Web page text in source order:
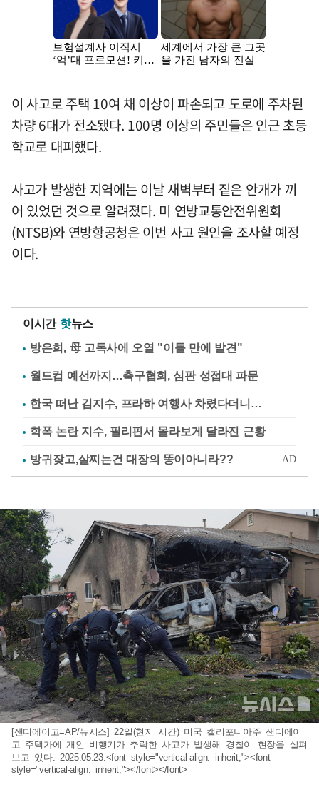
이 사고로 주택 10여 채 이상이 파손되고 도로에 주차된
차량 6대가 전소됐다. 100명 이상의 주민들은 인근 초등
학교로 대피했다.
사고가 발생한 지역에는 이날 새벽부터 짙은 안개가 끼
어 있었던 것으로 알려졌다. 미 연방교통안전위원회
(NTSB)와 연방항공청은 이번 사고 원인을 조사할 예정
이다.
이시간 핫뉴스
방은희, 母 고독사에 오열 "이틀 만에 발견"
월드컵 예선까지…축구협회, 심판 성접대 파문
한국 떠난 김지수, 프라하 여행사 차렸다더니…
학폭 논란 지수, 필리핀서 몰라보게 달라진 근황
[샌디에이고=AP/뉴시스] 22일(현지 시간) 미국 캘리포니아주 샌디에이
고 주택가에 개인 비행기가 추락한 사고가 발생해 경찰이 현장을 살펴
보고 있다. 2025.05.23.<font style="vertical-align: inherit;"><font
style="vertical-align: inherit;"></font></font>